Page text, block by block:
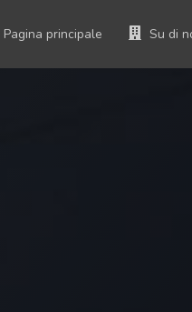
Pagina principale Su di